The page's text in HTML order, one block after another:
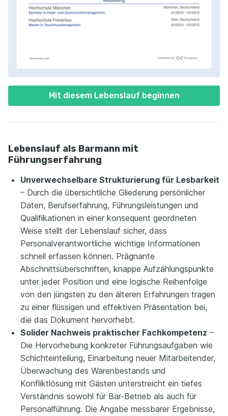
Mit diesem Lebenslauf beginnen
Lebenslauf als Barmann mit
Führungserfahrung
Unverwechselbare Strukturierung für Lesbarkeit
– Durch die übersichtliche Gliederung persönlicher
Daten, Berufserfahrung, Führungsleistungen und
Qualifikationen in einer konsequent geordneten
Weise stellt der Lebenslauf sicher, dass
Personalverantwortliche wichtige Informationen
schnell erfassen können. Prägnante
Abschnittsüberschriften, knappe Aufzählungspunkte
unter jeder Position und eine logische Reihenfolge
von den jüngsten zu den älteren Erfahrungen tragen
zu einer flüssigen und effektiven Präsentation bei,
die das Dokument hervorhebt.
Solider Nachweis praktischer Fachkompetenz –
Die Hervorhebung konkreter Führungsaufgaben wie
Schichteinteilung, Einarbeitung neuer Mitarbeitender,
Überwachung des Warenbestands und
Konfliktlösung mit Gästen unterstreicht ein tiefes
Verständnis sowohl für Bar-Betrieb als auch für
Personalführung. Die Angabe messbarer Ergebnisse,